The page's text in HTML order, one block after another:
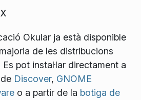
Okular ja està disponible
de les distribucions
Es pot instal·lar directament a
Discover, GNOME
o a partir de la botiga de